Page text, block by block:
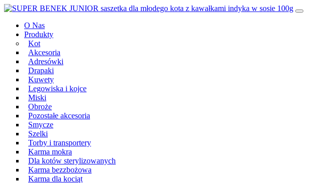
Przeskocz
treści
Main
Navigation
O Nas
Produkty
Kot
Akcesoria
Adresówki
Drapaki
Kuwety
Legowiska i kojce
Miski
Obroże
Pozostałe akcesoria
Smycze
Szelki
Torby i transportery
Karma mokra
Dla kotów sterylizowanych
Karma bezzbożowa
Karma dla kociąt